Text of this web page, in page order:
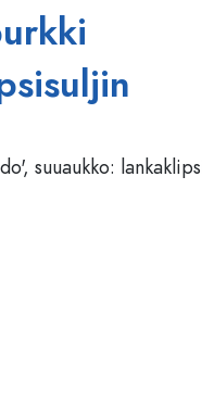
Spraypullot